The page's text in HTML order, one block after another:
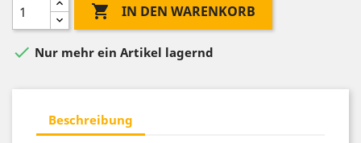
 IN DEN WARENKORB
 Nur mehr ein Artikel lagernd
Beschreibung